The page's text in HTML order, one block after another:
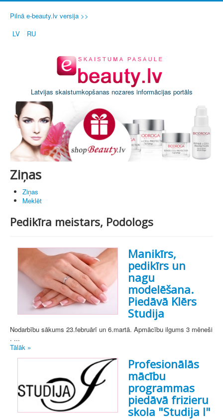
Pilnā e-beauty.lv versija >>
LV
RU
Latvijas skaistumkopšanas nozares informācijas portāls
Ziņas
Ziņas
Meklēt
Pedikīra meistars, Podologs
Manikīrs,
pedikīrs un
nagu
modelēšana.
Piedāvā Klērs
Studija
Nodarbību sākums 23.februārī un 6.martā. Apmācību ilgums 3 mēneši​
. ...
Tālāk »
Profesionālās
mācību
programmas
piedāvā frizieru
skola "Studija I"